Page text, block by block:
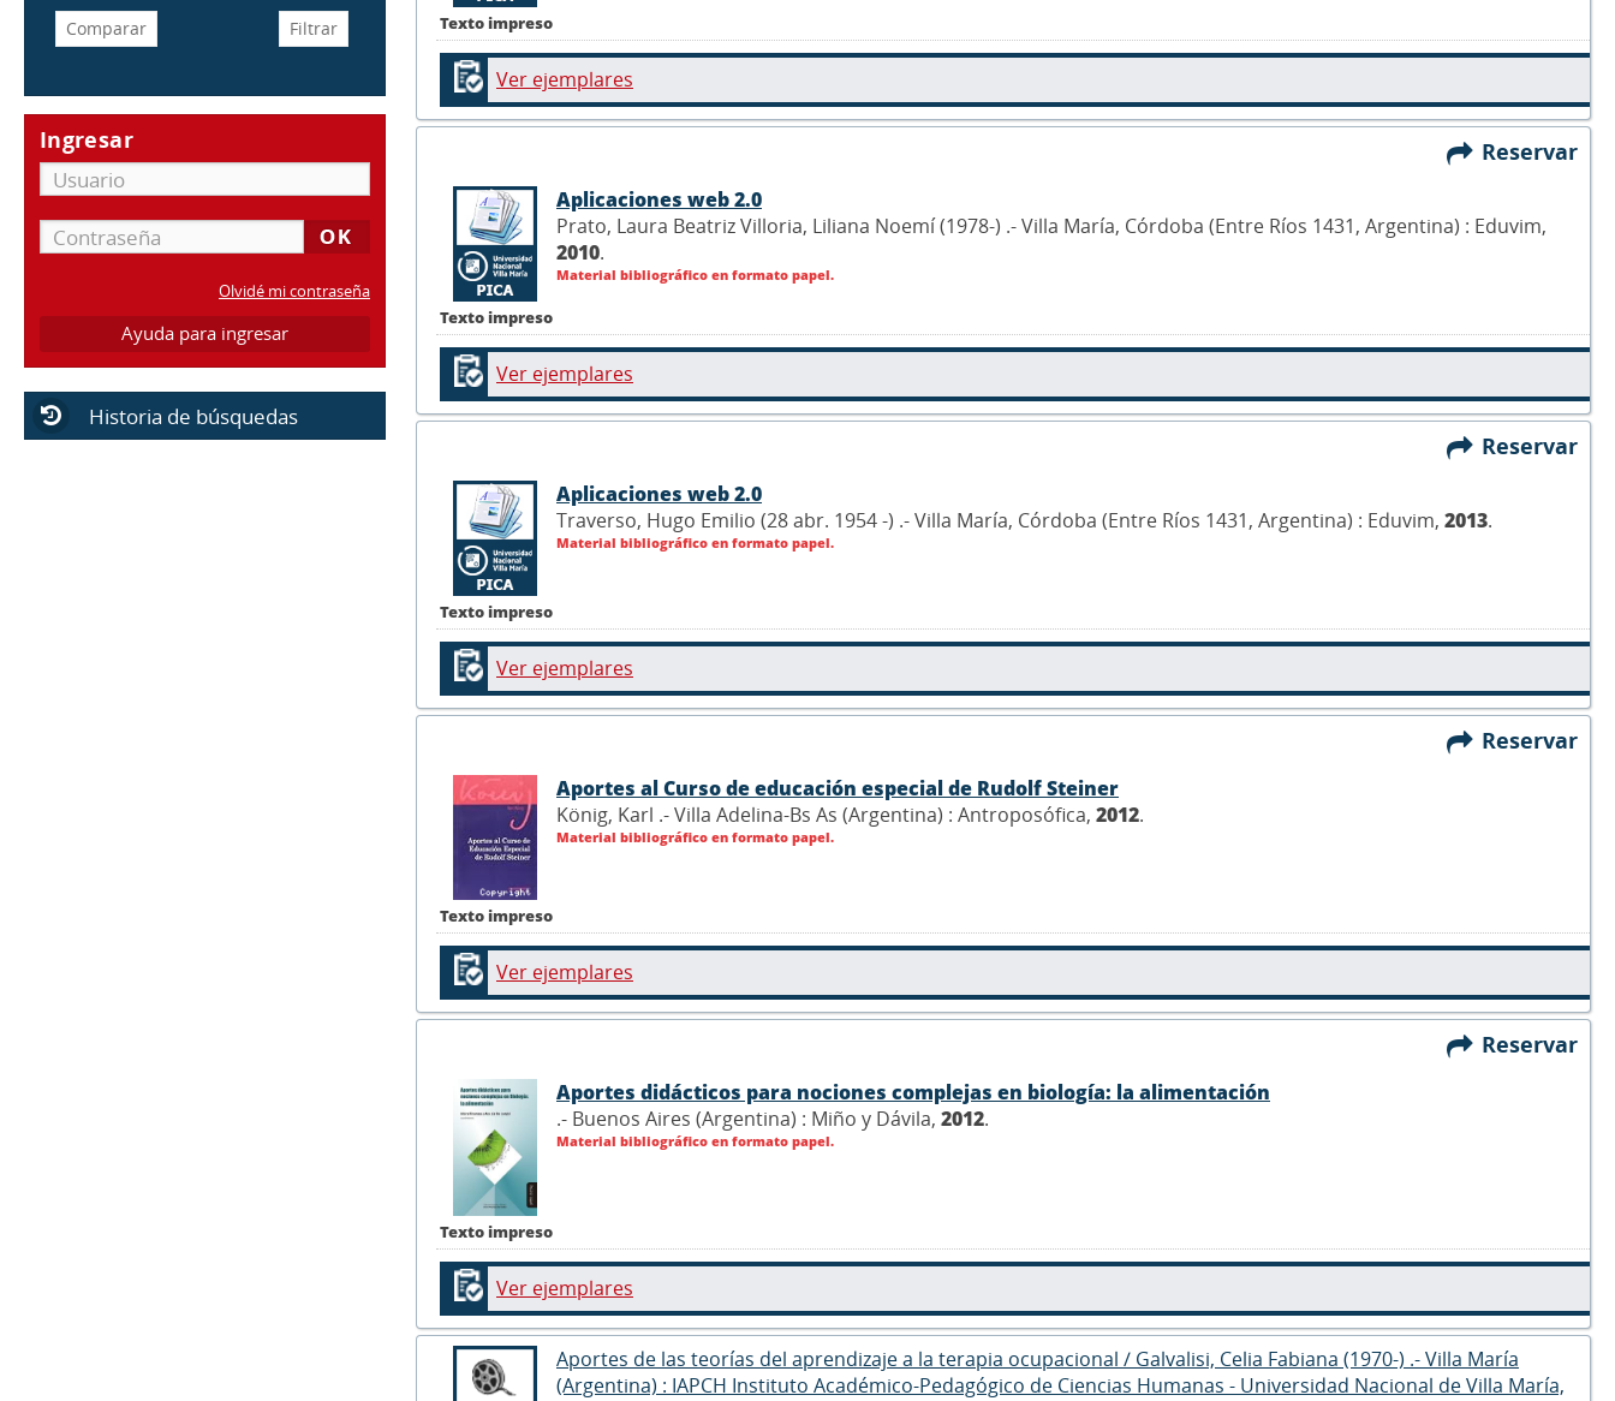
Ingresar
Olvidé mi contraseña
Ayuda para ingresar
Historia de búsquedas
Texto impreso
Ver ejemplares
Reservar
Texto impreso
Aplicaciones web 2.0
Prato, Laura Beatriz Villoria, Liliana Noemí (1978-) .- Villa María, Córdoba (Entre Ríos 1431, Argentina) : Eduvim,
2010.
Material bibliográfico en formato papel.
Ver ejemplares
Reservar
Texto impreso
Aplicaciones web 2.0
Traverso, Hugo Emilio (28 abr. 1954 -) .- Villa María, Córdoba (Entre Ríos 1431, Argentina) : Eduvim, 2013.
Material bibliográfico en formato papel.
Ver ejemplares
Reservar
Texto impreso
Aportes al Curso de educación especial de Rudolf Steiner
König, Karl .- Villa Adelina-Bs As (Argentina) : Antroposófica, 2012.
Material bibliográfico en formato papel.
Ver ejemplares
Reservar
Texto impreso
Aportes didácticos para nociones complejas en biología: la alimentación
.- Buenos Aires (Argentina) : Miño y Dávila, 2012.
Material bibliográfico en formato papel.
Ver ejemplares
Aportes de las teorías del aprendizaje a la terapia ocupacional / Galvalisi, Celia Fabiana (1970-) .- Villa María
(Argentina) : IAPCH Instituto Académico-Pedagógico de Ciencias Humanas - Universidad Nacional de Villa María,